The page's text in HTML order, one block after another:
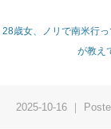
28歳女、ノリで南米行
が教え
2025-10-16 ｜